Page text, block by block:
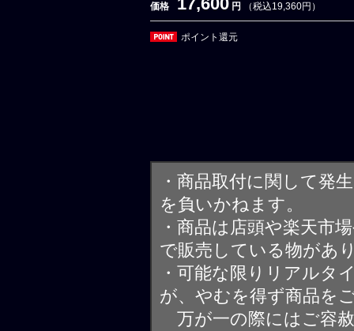
価格 円 （税込19,360円）
ポイント還元
・商品取付に関して発
を負いかねます。
・商品は店頭や楽天市
で販売している物があ
・可能な限りリアルタ
が、やむを得ず商品を
万が一の際にはご容